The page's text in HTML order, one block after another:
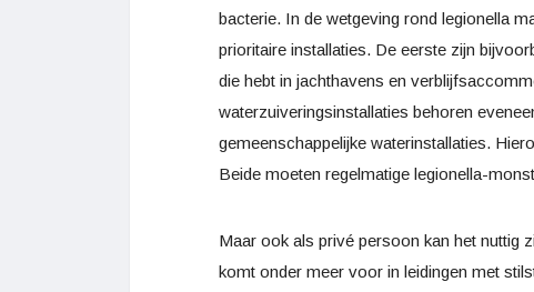
bacterie. In de wetgeving rond legionella
prioritaire installaties. De eerste zijn
die hebt in jachthavens en
waterzuiveringsinstallaties behoren
gemeenschappelijke waterinstallaties.
Beide moeten regelmatige legionella-
Maar ook als privé persoon kan het nuttig
komt onder meer voor in leidingen met